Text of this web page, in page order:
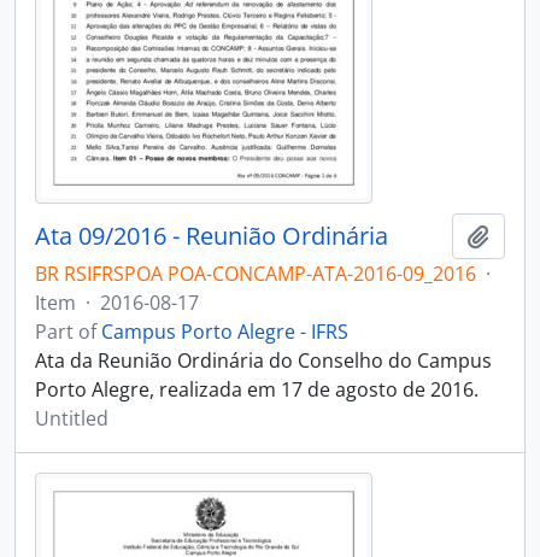
Ata 09/2016 - Reunião Ordinária
BR RSIFRSPOA POA-CONCAMP-ATA-2016-09_2016 ·
Item · 2016-08-17
Part ofCampus Porto Alegre - IFRS
Ata da Reunião Ordinária do Conselho do Campus
Porto Alegre, realizada em 17 de agosto de 2016.
Untitled